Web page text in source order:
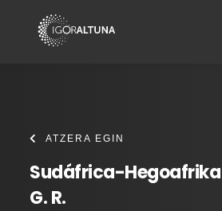
ATZERA EGIN
Sudáfrica-Hegoafrika
G. R.